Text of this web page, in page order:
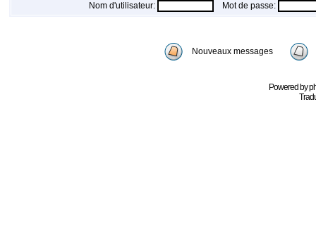
Nom d'utilisateur: Mot de passe:
Nouveaux messages
Powered by